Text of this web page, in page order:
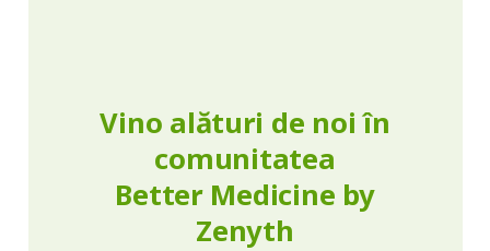
Vino alături de noi în
comunitatea
Better Medicine by
Zenyth